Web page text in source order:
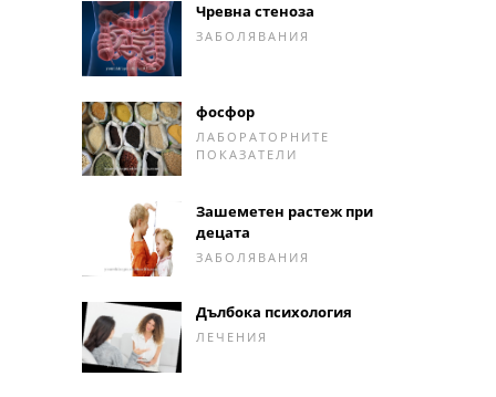
Чревна стеноза
ЗАБОЛЯВАНИЯ
фосфор
ЛАБОРАТОРНИТЕ
ПОКАЗАТЕЛИ
Зашеметен растеж при
децата
ЗАБОЛЯВАНИЯ
Дълбока психология
ЛЕЧЕНИЯ